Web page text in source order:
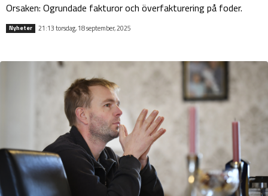
Orsaken: Ogrundade fakturor och överfakturering på foder.
Nyheter 21:13 torsdag, 18 september, 2025